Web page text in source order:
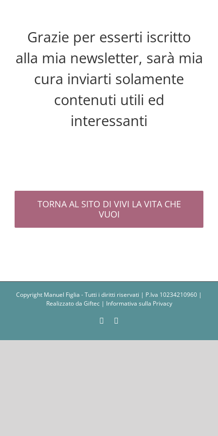
Grazie per esserti iscritto
alla mia newsletter, sarà mia
cura inviarti solamente
contenuti utili ed
interessanti
TORNA AL SITO DI VIVI LA VITA CHE
VUOI
Copyright Manuel Figlia - Tutti i diritti riservati | P.Iva 10234210960 |
Realizzato da Giftec| Informativa sulla Privacy
Facebook